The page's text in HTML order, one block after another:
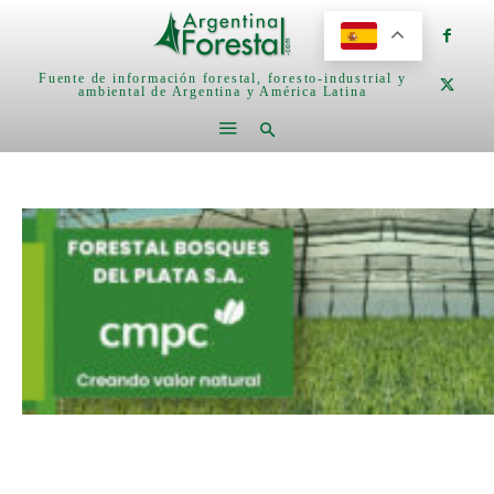
Fuente de información forestal, foresto-industrial y
ambiental de Argentina y América Latina